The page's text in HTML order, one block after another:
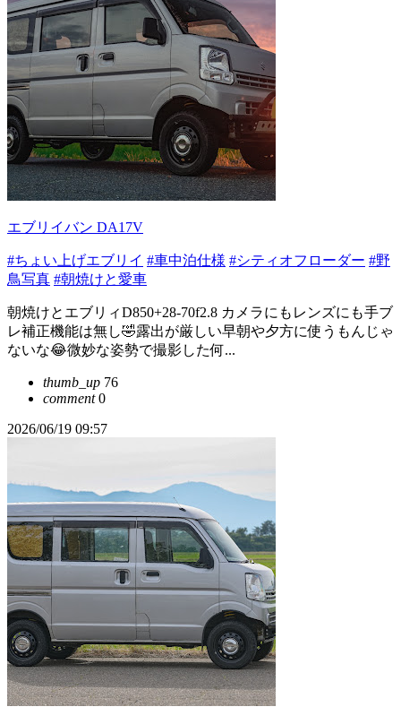
エブリイバン DA17V
#ちょい上げエブリイ #車中泊仕様 #シティオフローダー #野
鳥写真 #朝焼けと愛車
朝焼けとエブリィD850+28-70f2.8 カメラにもレンズにも手ブ
レ補正機能は無し🤣露出が厳しい早朝や夕方に使うもんじゃ
ないな😂微妙な姿勢で撮影した何...
thumb_up 76
comment0
2026/06/19 09:57